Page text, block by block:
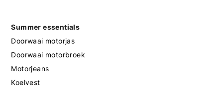
Summer essentials
Doorwaai motorjas
Doorwaai motorbroek
Motorjeans
Koelvest